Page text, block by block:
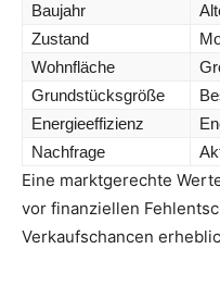
Baujahr
Zustand
Wohnfläche
Grundstücksgröße
Energieeffizienz
Nachfrage
Eine marktgerechte
vor finanziellen
Verkaufschancen